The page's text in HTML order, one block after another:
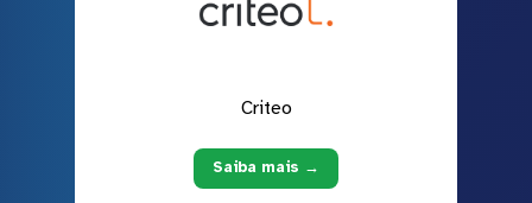
Criteo
Saiba mais →